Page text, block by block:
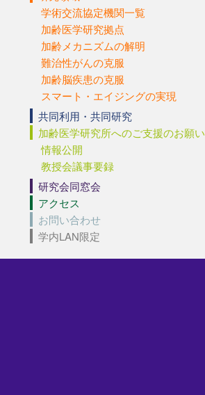
学術交流協定機関一覧
加齢医学研究拠点
加齢メカニズムの解明
難治性がんの克服
加齢脳疾患の克服
スマート・エイジングの実現
共同利用・共同研究
加齢医学研究所へのご支援のお願い
情報公開
教授会議事要録
研究会同窓会
アクセス
お問い合わせ
学内LAN限定